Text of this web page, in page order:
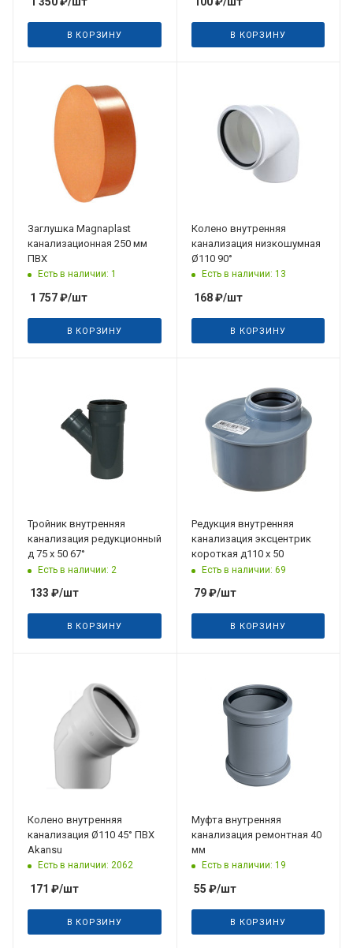
В КОРЗИНУ В КОРЗИНУ
Заглушка Magnaplast
канализационная 250 мм
ПВХ
Есть в наличии: 1
1 757₽/шт
В КОРЗИНУ
Колено внутренняя
канализация низкошумная
Ø110 90°
Есть в наличии: 13
168₽/шт
В КОРЗИНУ
Тройник внутренняя
канализация редукционный
д 75 х 50 67°
Есть в наличии: 2
133 ₽/шт
В КОРЗИНУ
поступления
13.10.2025
Редукция внутренняя
канализация эксцентрик
короткая д110 х 50
Есть в наличии: 69
79₽/шт
В КОРЗИНУ
Колено внутренняя
канализация Ø110 45° ПВХ
Akansu
Есть в наличии: 2062
171 ₽/шт
В КОРЗИНУ
Муфта внутренняя
канализация ремонтная 40
мм
Есть в наличии: 19
55 ₽/шт
В КОРЗИНУ